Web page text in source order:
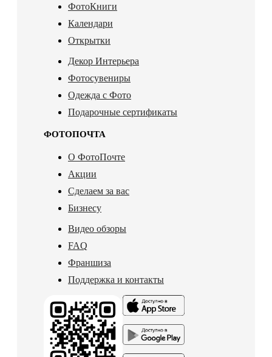
ФотоКниги
Календари
Открытки
Декор Интерьера
Фотосувениры
Одежда с Фото
Подарочные сертификаты
ФОТОПОЧТА
О ФотоПочте
Акции
Сделаем за вас
Бизнесу
Видео обзоры
FAQ
Франшиза
Поддержка и контакты